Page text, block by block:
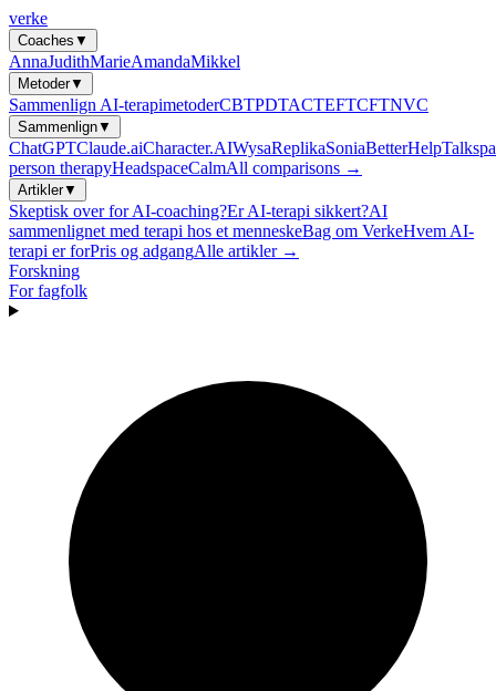
verke
Coaches ▼
AnnaJudithMarieAmandaMikkel
Metoder▼
Sammenlign AI-terapimetoderCBTPDTACTEFTCFTNVC
Sammenlign▼
ChatGPTClaude.aiCharacter.AIWysaReplikaSoniaBetterHelp
person therapyHeadspaceCalmAll comparisons →
Artikler▼
Skeptisk over for AI-coaching?Er AI-terapi sikkert?AI
sammenlignet med terapi hos et menneskeBag om VerkeHvem AI-
terapi er forPris og adgangAlle artikler →
Forskning
For fagfolk